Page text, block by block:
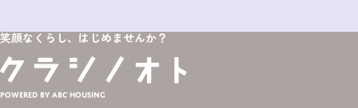
笑顔なくらし、はじめませんか？
Powered by ABC HOUSING